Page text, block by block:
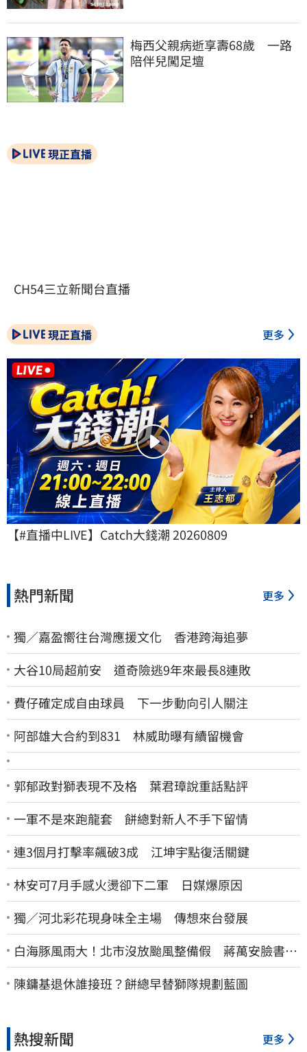
梅西父親病逝享壽68歲　一路
陪伴兒闖足壇
現正直播
CH54三立新聞台直播
現正直播 更多
【#直播中LIVE】Catch大錢潮 20260809
熱門新聞 更多
獨／嘉盈嚮往台灣應援文化 香港跨海追夢
大谷10局超前安 道奇險逃9年來最長8連敗
費仔確定成自由球員 下一步動向引人關注
阿部雄大合約到831 林威助曝有續留機會
郭郁政對獅表現不及格 葉君璋說重話點評
一軍不是來跑龍套 餅總對新人不手下留情
連3個月打擊率飆破3成 江坤宇點復活關鍵
林安可7月手感火燙卻下二軍 日媒爆原因
獨／河北彩花現身味全主場 傳想來台發展
白海豚風雨大！北市沒放颱風整備假 蔣萬安臉書遭
網友灌爆：標準在哪？
陳鏞基退休誰接班？餅總早替獅隊規劃藍圖
熱搜新聞 更多